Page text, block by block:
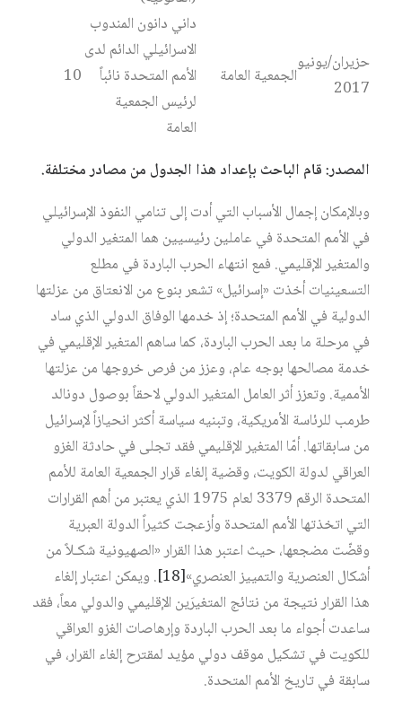
حزيران/يونيو
2017
الجمعية العامة
داني دانون المندوب
الاسرائيلي الدائم لدى
الأمم المتحدة نائباً
لرئيس الجمعية
العامة
10
المصدر: قام الباحث بإعداد هذا الجدول من مصادر مختلفة.
وبالإمكان إجمال الأسباب التي أدت إلى تنامي النفوذ الإسرائيلي
في الأمم المتحدة في عاملين رئيسيين هما المتغير الدولي
والمتغير الإقليمي. فمع انتهاء الحرب الباردة في مطلع
التسعينيات أخذت «إسرائيل» تشعر بنوع من الانعتاق من عزلتها
الدولية في الأمم المتحدة؛ إذ خدمها الوفاق الدولي الذي ساد
في مرحلة ما بعد الحرب الباردة، كما ساهم المتغير الإقليمي في
خدمة مصالحها بوجه عام، وعزز من فرص خروجها من عزلتها
الأممية. وتعزز أثر العامل المتغير الدولي لاحقاً بوصول دونالد
طرمب للرئاسة الأمريكية، وتبنيه سياسة أكثر انحيازاً لإسرائيل
من سابقاتها. أمّا المتغير الإقليمي فقد تجلى في حادثة الغزو
العراقي لدولة الكويت، وقضية إلغاء قرار الجمعية العامة للأمم
المتحدة الرقم 3379 لعام 1975 الذي يعتبر من أهم القرارات
التي اتخذتها الأمم المتحدة وأزعجت كثيراً الدولة العبرية
وقضّت مضجعها، حيث اعتبر هذا القرار «الصهيونية شكـلاً من
أشكال العنصرية والتمييز العنصري»[18]
. ويمكن اعتبار إلغاء
هذا القرار نتيجة من نتائج المتغيرَين الإقليمي والدولي معاً، فقد
ساعدت أجواء ما بعد الحرب الباردة وإرهاصات الغزو العراقي
للكويت في تشكيل موقف دولي مؤيد لمقترح إلغاء القرار، في
سابقة في تاريخ الأمم المتحدة.